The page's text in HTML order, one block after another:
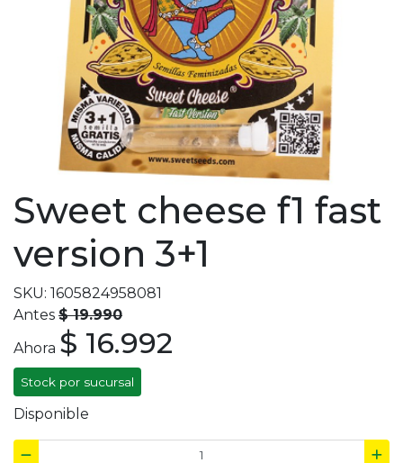
Sweet cheese f1 fast
version 3+1
SKU: 1605824958081
Antes $ 19.990
Ahora $ 16.992
Stock por sucursal
Disponible